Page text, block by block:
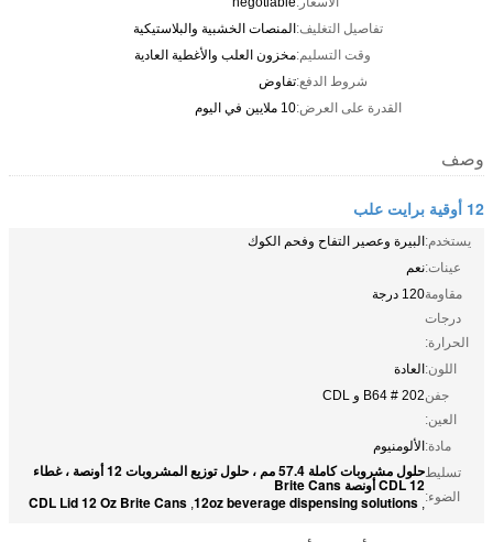
تفاصيل التغليف:المنصات الخشبية والبلاستيكية
وقت التسليم:مخزون العلب والأغطية العادية
شروط الدفع:تفاوض
القدرة على العرض:10 ملايين في اليوم
وصف
12 أوقية برايت علب
يستخدم:البيرة وعصير التفاح وفحم الكوك
عينات:نعم
مقاومة
درجات
الحرارة:
120 درجة
اللون:العادة
جفن
العين:
202 # B64 و CDL
مادة:الألومنيوم
تسليط
الضوء:
حلول مشروبات كاملة 57.4 مم ، حلول توزيع المشروبات 12 أونصة ، غطاء
CDL 12 أونصة Brite Cans
,
12oz beverage dispensing solutions
,
CDL Lid 12 Oz Brite Cans